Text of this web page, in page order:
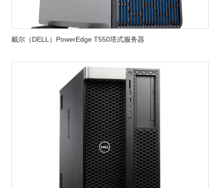
戴尔（DELL）PowerEdge T550塔式服务器